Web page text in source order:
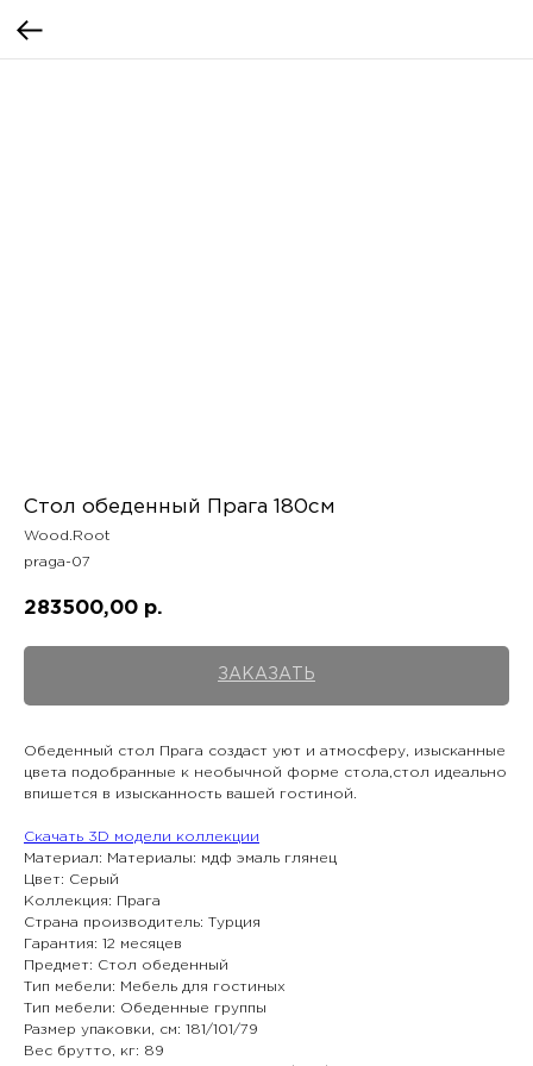
Стол обеденный Прага 180см
Wood.Root
praga-07
283500,00 р.
ЗАКАЗАТЬ
Обеденный стол Прага создаст уют и атмосферу, изысканные
цвета подобранные к необычной форме стола,стол идеально
впишется в изысканность вашей гостиной.
Скачать 3D модели коллекции
Материал: Материалы: мдф эмаль глянец
Цвет: Серый
Коллекция: Прага
Страна производитель: Турция
Гарантия: 12 месяцев
Предмет: Стол обеденный
Тип мебели: Мебель для гостиных
Тип мебели: Обеденные группы
Размер упаковки, см: 181/101/79
Вес брутто, кг: 89